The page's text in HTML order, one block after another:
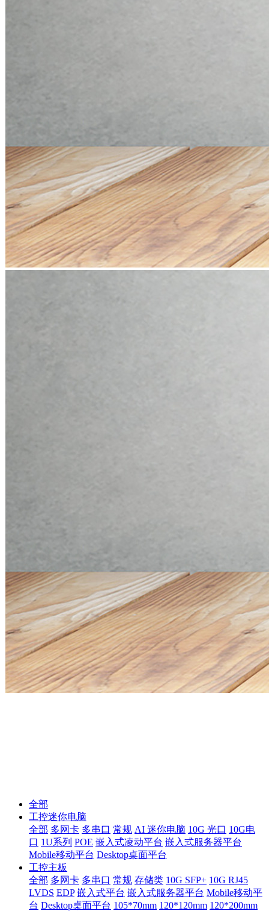
全部
工控迷你电脑
全部 多网卡 多串口 常规 AI 迷你电脑 10G 光口 10G电
口 1U系列 POE 嵌入式凌动平台 嵌入式服务器平台
Mobile移动平台 Desktop桌面平台
工控主板
全部 多网卡 多串口 常规 存储类 10G SFP+ 10G RJ45
LVDS EDP 嵌入式平台 嵌入式服务器平台 Mobile移动平
台 Desktop桌面平台 105*70mm 120*120mm 120*200mm